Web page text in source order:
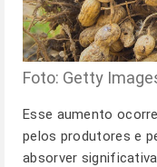
Foto: Getty
Esse aumento
pelos produtores e
absorver